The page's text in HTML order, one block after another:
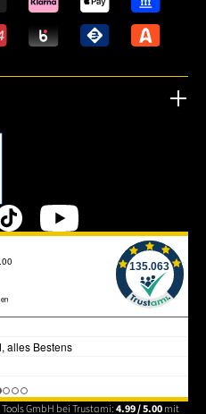
neuen Tab.
GmbH bei Trustami:4.99 / 5.00mit